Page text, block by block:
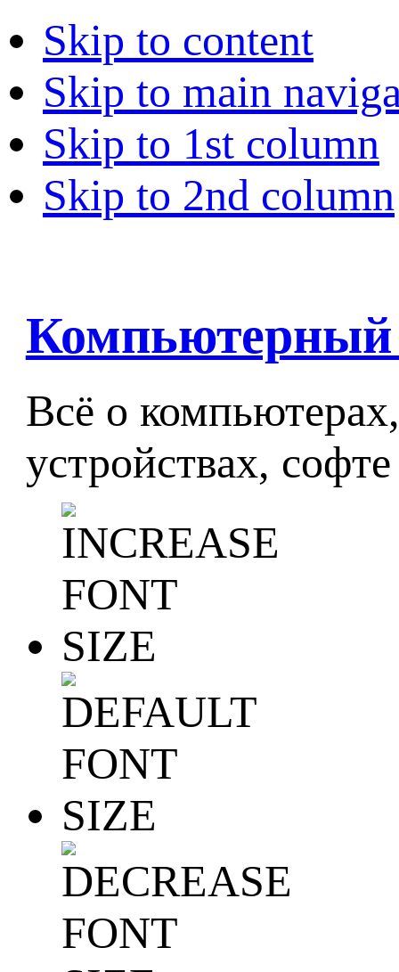
Skip to content
Skip to main
Skip to 1st column
Skip to 2nd column
Компьютерный
Всё о
устройствах,